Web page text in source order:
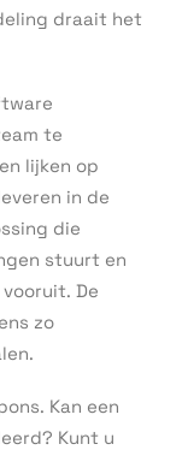
draait het
te
lijken op
in de
die
stuurt en
De
zo
Kan een
Kunt u